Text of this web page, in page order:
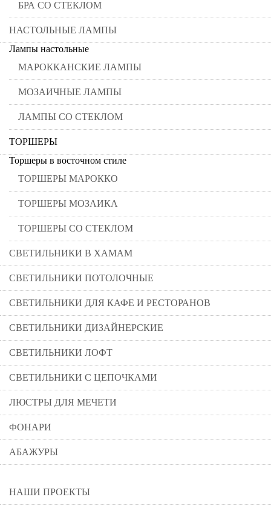
БРА СО СТЕКЛОМ
НАСТОЛЬНЫЕ ЛАМПЫ
Лампы настольные
МАРОККАНСКИЕ ЛАМПЫ
МОЗАИЧНЫЕ ЛАМПЫ
ЛАМПЫ СО СТЕКЛОМ
ТОРШЕРЫ
Торшеры в восточном стиле
ТОРШЕРЫ МАРОККО
ТОРШЕРЫ МОЗАИКА
ТОРШЕРЫ СО СТЕКЛОМ
СВЕТИЛЬНИКИ В ХАМАМ
СВЕТИЛЬНИКИ ПОТОЛОЧНЫЕ
СВЕТИЛЬНИКИ ДЛЯ КАФЕ И РЕСТОРАНОВ
СВЕТИЛЬНИКИ ДИЗАЙНЕРСКИЕ
СВЕТИЛЬНИКИ ЛОФТ
СВЕТИЛЬНИКИ С ЦЕПОЧКАМИ
ЛЮСТРЫ ДЛЯ МЕЧЕТИ
ФОНАРИ
АБАЖУРЫ
НАШИ ПРОЕКТЫ